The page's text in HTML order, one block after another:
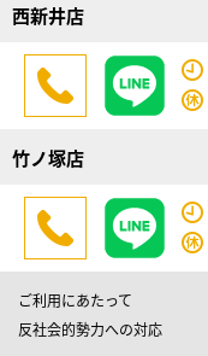
西新井店
竹ノ塚店
ご利用にあたって
反社会的勢力への対応